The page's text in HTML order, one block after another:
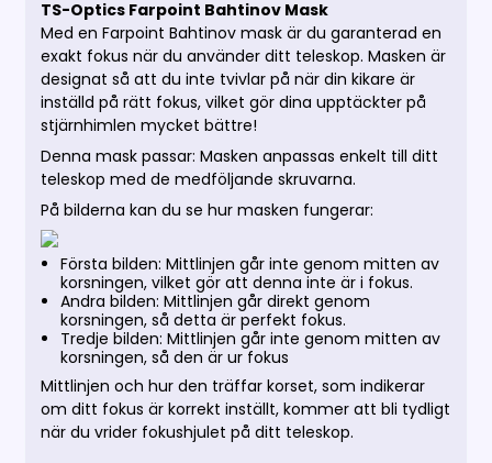
TS-Optics Farpoint Bahtinov Mask
Med en Farpoint Bahtinov mask är du garanterad en
exakt fokus när du använder ditt teleskop. Masken är
designat så att du inte tvivlar på när din kikare är
inställd på rätt fokus, vilket gör dina upptäckter på
stjärnhimlen mycket bättre!
Denna mask passar:Masken anpassas enkelt till ditt
teleskop med de medföljande skruvarna.
På bilderna kan du se hur masken fungerar:
Första bilden: Mittlinjen går inte genom mitten av
korsningen, vilket gör att denna inte är i fokus.
Andra bilden: Mittlinjen går direkt genom
korsningen, så detta är perfekt fokus.
Tredje bilden: Mittlinjen går inte genom mitten av
korsningen, så den är ur fokus
Mittlinjen och hur den träffar korset, som indikerar
om ditt fokus är korrekt inställt, kommer att bli tydligt
när du vrider fokushjulet på ditt teleskop.